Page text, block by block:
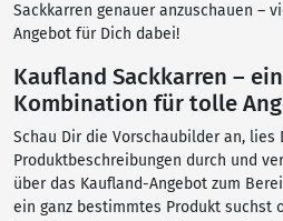
Sackkarren genauer anzuschauen –
Angebot für Dich dabei!
Kaufland Sackkarren –
Kombination für tolle
Schau Dir die Vorschaubilder an, lies
Produktbeschreibungen durch und
über das Kaufland-Angebot zum
ein ganz bestimmtes Produkt suchst